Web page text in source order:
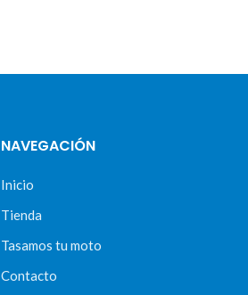
NAVEGACIÓN
Inicio
Tienda
Tasamos tu moto
Contacto